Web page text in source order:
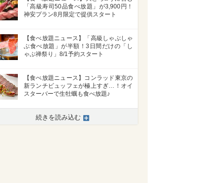
「高級寿司50品食べ放題」が3,900円！
神安プラン8月限定で提供スタート
【食べ放題ニュース】「高級しゃぶしゃ
ぶ食べ放題」が半額！3日間だけの「し
ゃぶ禅祭り」8/1予約スタート
【食べ放題ニュース】コンラッド東京の
新ランチビュッフェが極上すぎ…！オイ
スターバーで生牡蠣も食べ放題♪
続きを読み込む